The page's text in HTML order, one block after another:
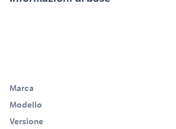
Marca
Modello
Versione